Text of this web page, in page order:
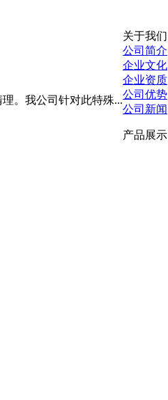
。我公司针对此特殊...
关于我们
公司简介
企业文化
企业资质
公司优势
公司新闻
产品展示